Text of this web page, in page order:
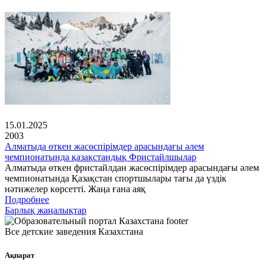
15.01.2025
2003
Алматыда өткен жасөспірімдер арасындағы әлем
чемпионатында қазақстандық Фристайлшылар
Алматыда өткен фристайлдан жасөспірімдер арасындағы әлем
чемпионатында Қазақстан спортшылары тағы да үздік
нәтижелер көрсетті. Жаңа ғана аяқ
Подробнее
Барлық жаңалықтар
Все детские заведения Казахстана
Ақпарат